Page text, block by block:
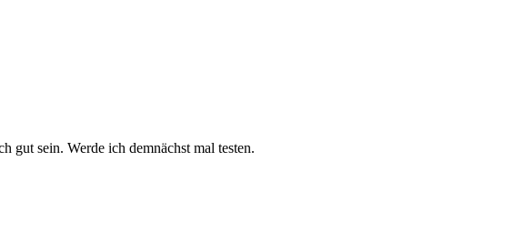
gut sein. Werde ich demnächst mal testen.